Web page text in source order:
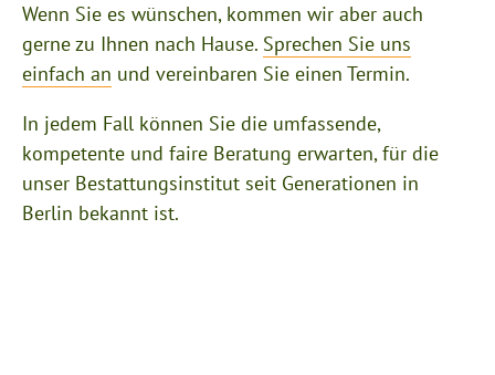
Wenn Sie es wünschen, kommen wir aber auch
gerne zu Ihnen nach Hause. Sprechen Sie uns
einfach an und vereinbaren Sie einen Termin.
In jedem Fall können Sie die umfassende,
kompetente und faire Beratung erwarten, für die
unser Bestattungsinstitut seit Generationen in
Berlin bekannt ist.